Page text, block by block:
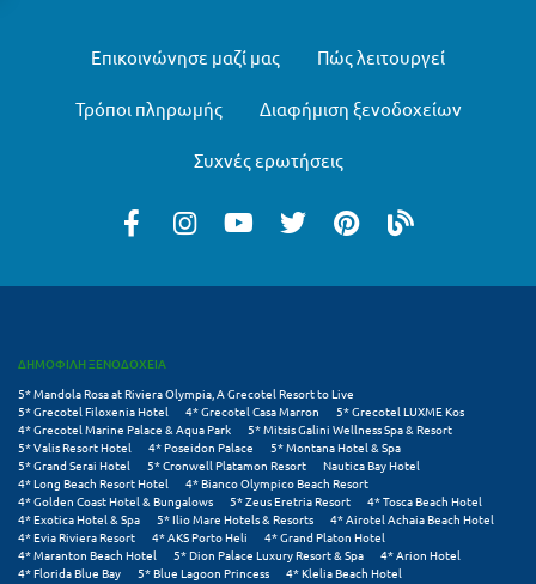
Ρέθυμνο
Σάμος
Σαντορίνη
Σέριφος
Σέρρες
Σιθωνία
Επικοινώνησε μαζί μας Πώς λειτουργεί
Τρόποι πληρωμής Διαφήμιση ξενοδοχείων
Συχνές ερωτήσεις
ΔΗΜΟΦΙΛΗ ΞΕΝΟΔΟΧΕΙΑ
5* Mandola Rosa at Riviera Olympia, A Grecotel Resort to Live
5* Grecotel Filoxenia Hotel
4* Grecotel Casa Marron
5* Grecotel LUXME Kos
4* Grecotel Marine Palace & Aqua Park
5* Mitsis Galini Wellness Spa & Resort
5* Valis Resort Hotel
4* Poseidon Palace
5* Montana Hotel & Spa
5* Grand Serai Hotel
5* Cronwell Platamon Resort
Nautica Bay Hotel
4* Long Beach Resort Hotel
4* Bianco Olympico Beach Resort
4* Golden Coast Hotel & Bungalows
5* Zeus Eretria Resort
4* Tosca Beach Hotel
4* Exotica Hotel & Spa
5* Ilio Mare Hotels & Resorts
4* Airotel Achaia Beach Hotel
4* Evia Riviera Resort
4* AKS Porto Heli
4* Grand Platon Hotel
4* Maranton Beach Hotel
5* Dion Palace Luxury Resort & Spa
4* Arion Hotel
4* Florida Blue Bay
5* Blue Lagoon Princess
4* Klelia Beach Hotel